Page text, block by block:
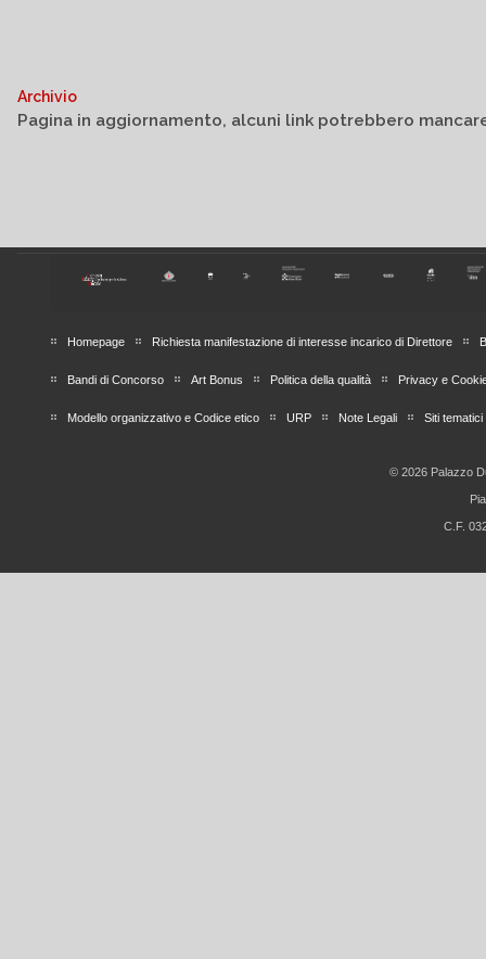
Archivio
Pagina in aggiornamento, alcuni link potrebbero
Homepage Richiesta manifestazione di interesse incarico di Direttore
Bandi di Concorso Art Bonus Politica della qualità Privacy e
Modello organizzativo e Codice etico URP Note Legali Siti tematici
© 2026 Palazzo
C.F.